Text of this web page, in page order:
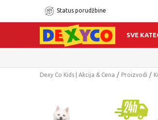
Status porudžbine
SVE
Dexy Co Kids | Akcija & Cena Proizvodi